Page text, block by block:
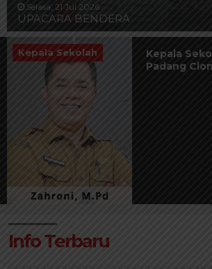
Selasa, 21 Jul 2026
UPACARA BENDERA
Kepala Sekolah
Kepala
Padang
Info Terbaru